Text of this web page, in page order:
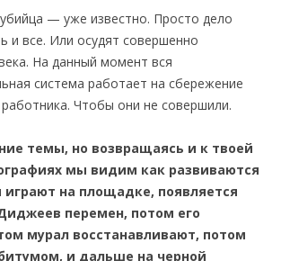
— уже известно. Просто дело
и все. Или осудят совершенно
На данный момент вся
система работает на сбережение
Чтобы они не совершили.
темы, но возвращаясь и к твоей
мы видим как развиваются
на площадке, появляется
перемен, потом его
мурал восстанавливают, потом
и дальше на черной